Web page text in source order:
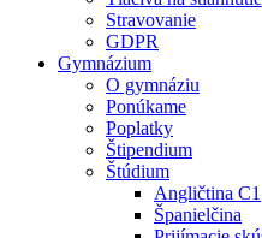
Stravovanie
GDPR
Gymnázium
O gymnáziu
Ponúkame
Poplatky
Štipendium
Štúdium
Angličtina C1
Španielčina